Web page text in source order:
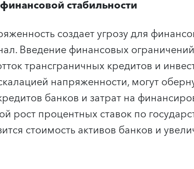
стабильности
создает угрозу для
Введение финансовых
трансграничных кредитов и
напряженности, могут
банков и затрат на
рост процентных ставок по
стоимость активов банков и